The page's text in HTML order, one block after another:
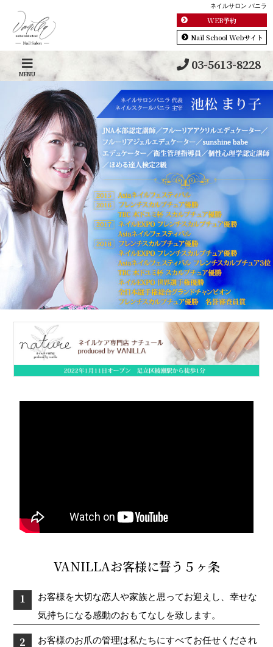
ネイルサロン バニラ
WEB予約
Nail School Webサイト
MENU
03-5613-8228
VANILLAお客様に誓う５ヶ条
お客様を大切な恋人や家族と思ってお迎えし、幸せな
気持ちになる感動のおもてなしを致します。
お客様のお爪の管理は私たちにすべてお任せくだされ